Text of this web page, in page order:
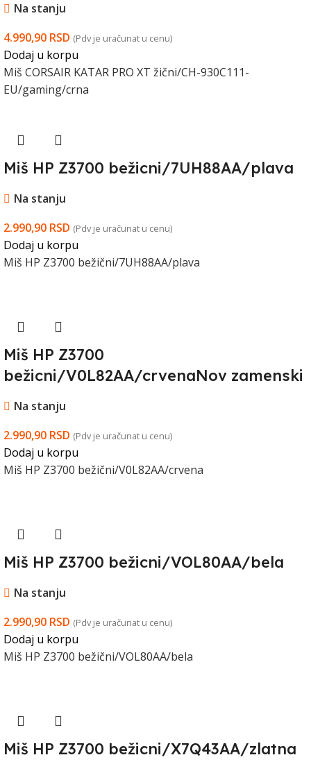
Na stanju
4.990,90 RSD (Pdv je uračunat u cenu)
Dodaj u korpu
Miš CORSAIR KATAR PRO XT žični/CH-930C111-
EU/gaming/crna
Miš HP Z3700 bežicni/7UH88AA/plava
Na stanju
2.990,90 RSD (Pdv je uračunat u cenu)
Dodaj u korpu
Miš HP Z3700 bežični/7UH88AA/plava
Miš HP Z3700
bežicni/V0L82AA/crvenaNov zamenski
Na stanju
2.990,90 RSD (Pdv je uračunat u cenu)
Dodaj u korpu
Miš HP Z3700 bežični/V0L82AA/crvena
Miš HP Z3700 bežicni/VOL80AA/bela
Na stanju
2.990,90 RSD (Pdv je uračunat u cenu)
Dodaj u korpu
Miš HP Z3700 bežični/VOL80AA/bela
Miš HP Z3700 bežicni/X7Q43AA/zlatna